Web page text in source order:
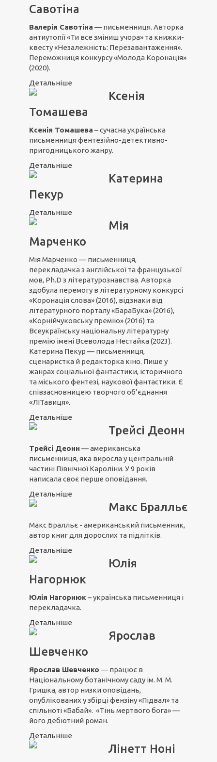
Савотіна
Валерія Савотіна — письменниця. Авторка
антиутопії «Ти все зміниш учора» та книжки-
квесту «Незалежність: Перезавантаження».
Переможниця конкурсу «Молода Коронація»
(2020).
Детальніше
Ксенія
Томашева
Ксенія Томашева – сучасна українська
письменниця фентезійно-детективно-
пригодницького жанру.
Детальніше
Катерина
Пекур
Детальніше
Мія
Марченко
Мія Марченко — письменниця,
перекладачка з англійської та французької
мов, Ph.D з літературознавства. Авторка
здобула перемогу в літературному конкурсі
«Коронація слова» (2016), відзнаки від
літературного порталу «БараБука» (2016),
«Корнійчуковську премію» (2016) та
Всеукраїнську національну літературну
премію імені Всеволода Нестайка (2023).
Катерина Пекур — письменниця,
сценаристка й редакторка кіно. Пише у
жанрах соціальної фантастики, історичного
та міського фентезі, наукової фантастики. Є
співзасновницею творчого об’єднання
«ЛІТавиця».
Детальніше
Трейсі Деонн
Трейсі Деонн — американська
письменниця, яка виросла у центральній
частині Північної Кароліни. У 9 років
написала своє перше оповідання.
Детальніше
Макс Бралльє
Макс Бралльє - американський письменник,
автор книг для дорослих та підлітків.
Детальніше
Юлія
Нагорнюк
Юлія Нагорнюк– українська письменниця і
перекладачка.
Детальніше
Ярослав
Шевченко
Ярослав Шевченко — працює в
Національному ботанічному саду ім. М. М.
Гришка, автор низки оповідань,
опублікованих у збірці фензіну «Підвал» та
спільноті «Бабай». «Тінь мертвого бога» —
його дебютний роман.
Детальніше
Лінетт Ноні